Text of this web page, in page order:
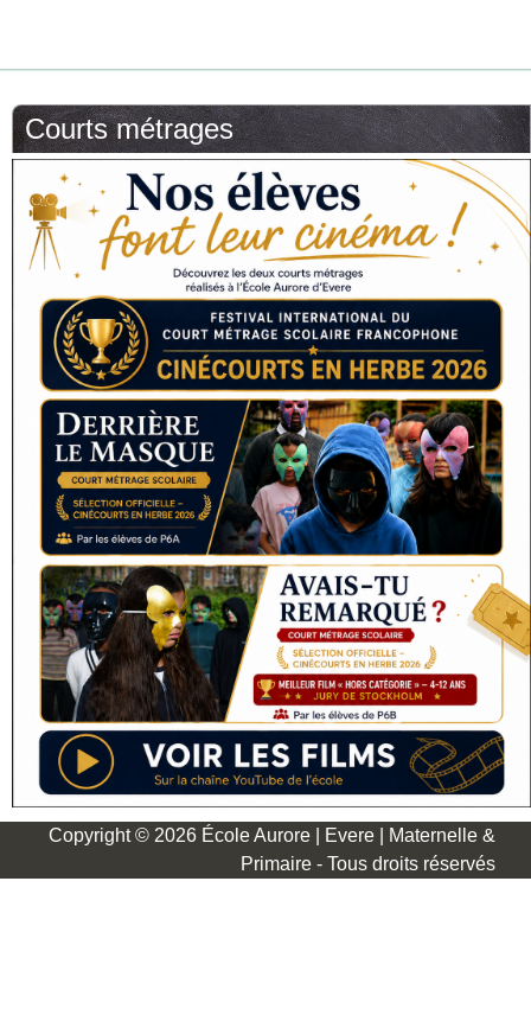
Courts métrages
Copyright © 2026 École Aurore | Evere | Maternelle &
Primaire - Tous droits réservés